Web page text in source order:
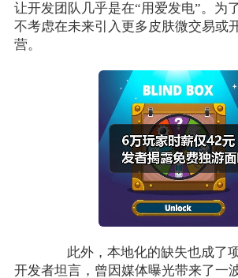
让开发团队几乎是在“用爱发电”。为
不考虑在未来引入更多皮肤微交易或
营。
此外，本地化的缺失也成了项
开发者坦言，曾因媒体曝光带来了一